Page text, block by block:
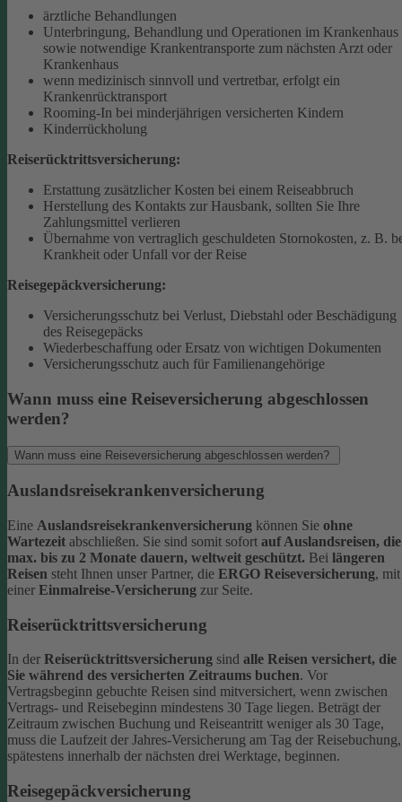
ärztliche Behandlungen
Unterbringung, Behandlung und Operationen im Krankenhaus
sowie notwendige Krankentransporte zum nächsten Arzt oder
Krankenhaus
wenn medizinisch sinnvoll und vertretbar, erfolgt ein
Krankenrücktransport
Rooming-In bei minderjährigen versicherten Kindern
Kinderrückholung
Reiserücktrittsversicherung:
Erstattung zusätzlicher Kosten bei einem Reiseabbruch
Herstellung des Kontakts zur Hausbank, sollten Sie Ihre
Zahlungsmittel verlieren
Übernahme von vertraglich geschuldeten Stornokosten, z. B.
Krankheit oder Unfall vor der Reise
Reisegepäckversicherung:
Versicherungsschutz bei Verlust, Diebstahl oder Beschädigung
des Reisegepäcks
Wiederbeschaffung oder Ersatz von wichtigen Dokumenten
Versicherungsschutz auch für Familienangehörige
Wann muss eine Reiseversicherung abgeschlossen
werden?
Wann muss eine Reiseversicherung abgeschlossen werden?
Auslandsreisekrankenversicherung
Eine Auslandsreisekrankenversicherung können Sie ohne
Wartezeit abschließen. Sie sind somit sofort auf Auslandsreisen, die
max. bis zu 2 Monate dauern, weltweit geschützt. Bei längeren
Reisen steht Ihnen unser Partner, die ERGO Reiseversicherung, mit
einer Einmalreise-Versicherung zur Seite.
Reiserücktrittsversicherung
In der Reiserücktrittsversicherung sind alle Reisen versichert, die
Sie während des versicherten Zeitraums buchen. Vor
Vertragsbeginn gebuchte Reisen sind mitversichert, wenn zwischen
Vertrags- und Reisebeginn mindestens 30 Tage liegen. Beträgt der
Zeitraum zwischen Buchung und Reiseantritt weniger als 30 Tage,
muss die Laufzeit der Jahres-Versicherung am Tag der Reisebuchung,
spätestens innerhalb der nächsten drei Werktage, beginnen.
Reisegepäckversicherung